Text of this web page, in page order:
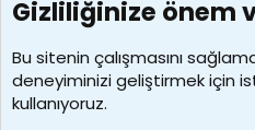
7389
Kullanıcılar
idriskaancelik
Son üye
Gizliliğinize önem
Bu sitenin çalışmasını
deneyiminizi geliştirmek için
kullanıyoruz.